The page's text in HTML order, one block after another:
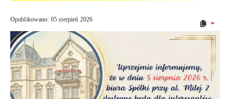
Opublikowano: 05 sierpień 2026